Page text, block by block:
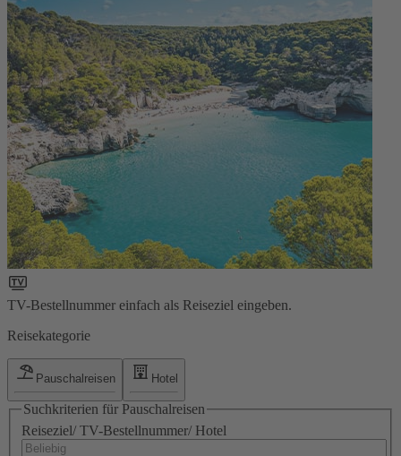
TV-Bestellnummer einfach als Reiseziel eingeben.
Reisekategorie
Pauschalreisen Hotel
Suchkriterien für Pauschalreisen
Reiseziel/ TV-Bestellnummer/ Hotel